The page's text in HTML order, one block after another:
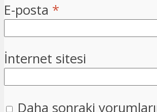
E-posta *
İnternet sitesi
Daha sonraki